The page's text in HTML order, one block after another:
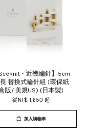
Seeknit・近畿編針】5cm
替換式輪針組 (環保紙
版/ 美規US) (日本製)
從 NT$ 1,650起
加入購物車